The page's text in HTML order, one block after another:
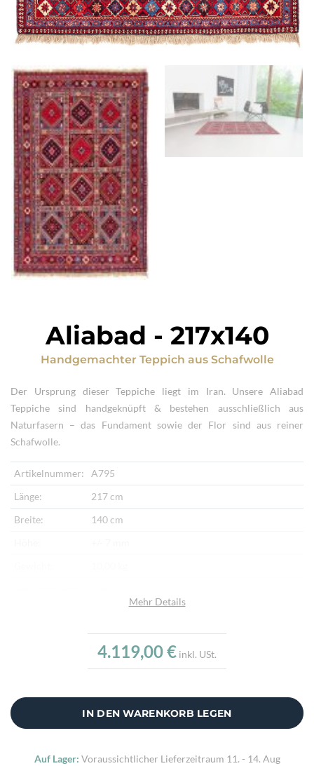
Aliabad - 217x140
Handgemachter Teppich aus Schafwolle
Der Ursprung dieser Teppiche liegt im Iran. Unsere Aliabad
Teppiche sind handgeknüpft & bestehen ausschließlich aus
Naturfasern – das Fundament sowie der Flor sind aus reiner
Schafwolle.
Artikelnummer:
A795
Länge:
217 cm
Breite:
140 cm
Schafwolle
Neu
Verarbeitung:
Highlights:
Natürliche Schafwolle, Von Hand geknüpft,
Mehr Details
4.119,00 € inkl. USt.
IN DEN WARENKORB LEGEN
Auf Lager: Voraussichtlicher Lieferzeitraum 11. - 14. Aug